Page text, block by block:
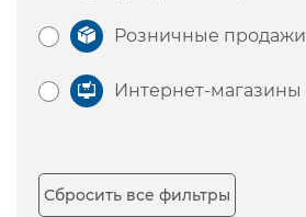
Розничные продажи
Интернет-магазины
Сбросить все фильтры